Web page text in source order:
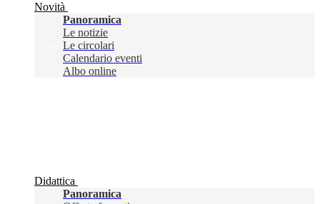
Novità
Panoramica
Le notizie
Le circolari
Calendario eventi
Albo online
Didattica
Panoramica